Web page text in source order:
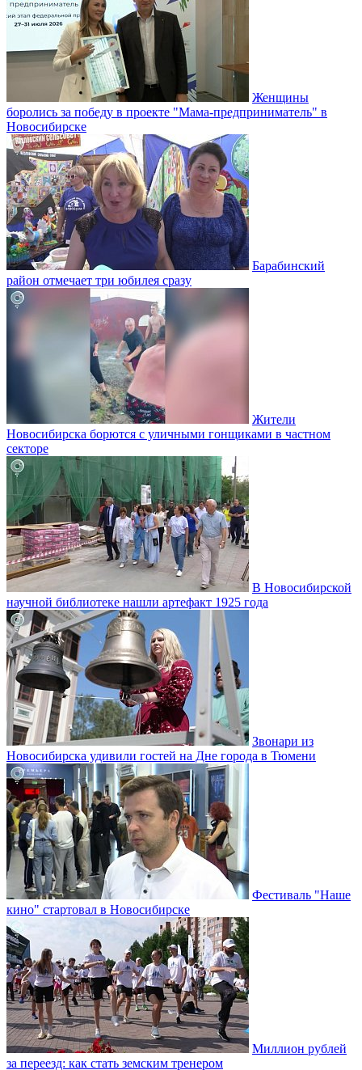
Женщины
боролись за победу в проекте "Мама-предприниматель" в
Новосибирске
Барабинский
район отмечает три юбилея сразу
Жители
Новосибирска борются с уличными гонщиками в частном
секторе
В Новосибирской
научной библиотеке нашли артефакт 1925 года
Звонари из
Новосибирска удивили гостей на Дне города в Тюмени
Фестиваль "Наше
кино" стартовал в Новосибирске
Миллион рублей
за переезд: как стать земским тренером